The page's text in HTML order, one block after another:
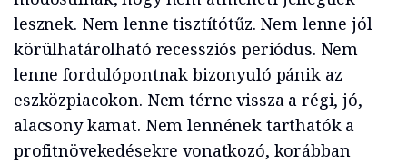
lesznek. Nem lenne tisztítótűz. Nem lenne jól
körülhatárolható recessziós periódus. Nem
lenne fordulópontnak bizonyuló pánik az
eszközpiacokon. Nem térne vissza a régi, jó,
alacsony kamat. Nem lennének tarthatók a
profitnövekedésekre vonatkozó, korábban